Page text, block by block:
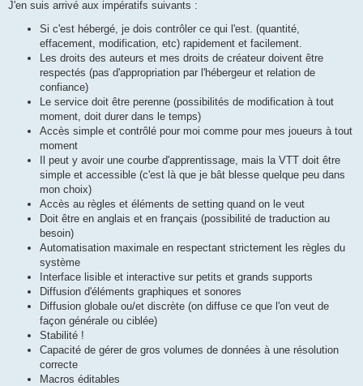
J'en suis arrivé aux impératifs suivants :
Si c'est hébergé, je dois contrôler ce qui l'est. (quantité,
effacement, modification, etc) rapidement et facilement.
Les droits des auteurs et mes droits de créateur doivent être
respectés (pas d'appropriation par l'hébergeur et relation de
confiance)
Le service doit être perenne (possibilités de modification à tout
moment, doit durer dans le temps)
Accès simple et contrôlé pour moi comme pour mes joueurs à tout
moment
Il peut y avoir une courbe d'apprentissage, mais la VTT doit être
simple et accessible (c'est là que je bât blesse quelque peu dans
mon choix)
Accès au règles et éléments de setting quand on le veut
Doit être en anglais et en français (possibilité de traduction au
besoin)
Automatisation maximale en respectant strictement les règles du
système
Interface lisible et interactive sur petits et grands supports
Diffusion d'éléments graphiques et sonores
Diffusion globale ou/et discrète (on diffuse ce que l'on veut de
façon générale ou ciblée)
Stabilité !
Capacité de gérer de gros volumes de données à une résolution
correcte
Macros éditables